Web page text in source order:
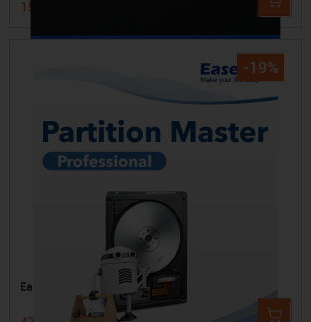
15,99 €
-19%
EaseUS Partition Master Professional